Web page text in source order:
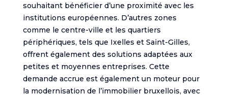
souhaitant bénéficier d’une proximité avec les
institutions européennes. D’autres zones
comme le centre-ville et les quartiers
périphériques, tels que Ixelles et Saint-Gilles,
offrent également des solutions adaptées aux
petites et moyennes entreprises. Cette
demande accrue est également un moteur pour
la modernisation de l’immobilier bruxellois, avec